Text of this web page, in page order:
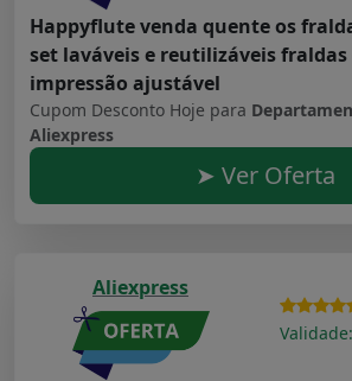
Happyflute venda quente os
set laváveis e reutilizáveis fraldas
impressão ajustável
Cupom Desconto Hoje para
Aliexpress
➤ Ver Oferta
Aliexpress